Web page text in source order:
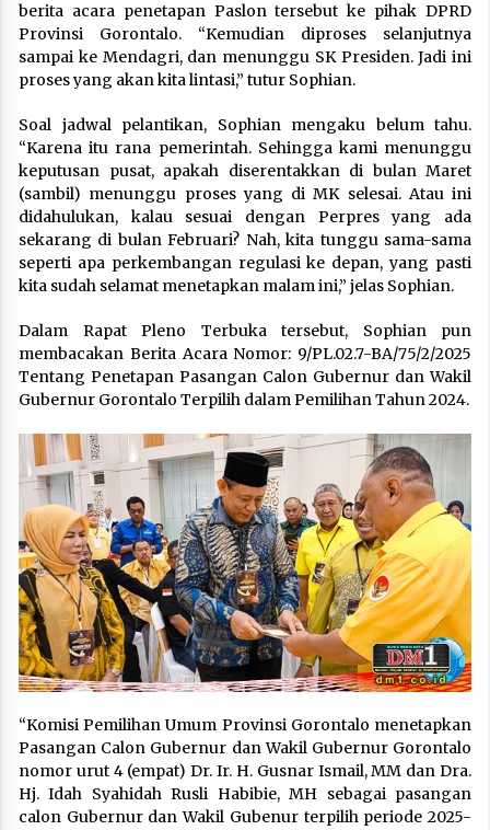
berita acara penetapan Paslon tersebut ke pihak DPRD
Provinsi Gorontalo. “Kemudian diproses selanjutnya
sampai ke Mendagri, dan menunggu SK Presiden. Jadi ini
proses yang akan kita lintasi,” tutur Sophian.
Soal jadwal pelantikan, Sophian mengaku belum tahu.
“Karena itu rana pemerintah. Sehingga kami menunggu
keputusan pusat, apakah diserentakkan di bulan Maret
(sambil) menunggu proses yang di MK selesai. Atau ini
didahulukan, kalau sesuai dengan Perpres yang ada
sekarang di bulan Februari? Nah, kita tunggu sama-sama
seperti apa perkembangan regulasi ke depan, yang pasti
kita sudah selamat menetapkan malam ini,” jelas Sophian.
Dalam Rapat Pleno Terbuka tersebut, Sophian pun
membacakan Berita Acara Nomor: 9/PL.02.7-BA/75/2/2025
Tentang Penetapan Pasangan Calon Gubernur dan Wakil
Gubernur Gorontalo Terpilih dalam Pemilihan Tahun 2024.
“Komisi Pemilihan Umum Provinsi Gorontalo menetapkan
Pasangan Calon Gubernur dan Wakil Gubernur Gorontalo
nomor urut 4 (empat) Dr. Ir. H. Gusnar Ismail, MM dan Dra.
Hj. Idah Syahidah Rusli Habibie, MH sebagai pasangan
calon Gubernur dan Wakil Gubenur terpilih periode 2025-